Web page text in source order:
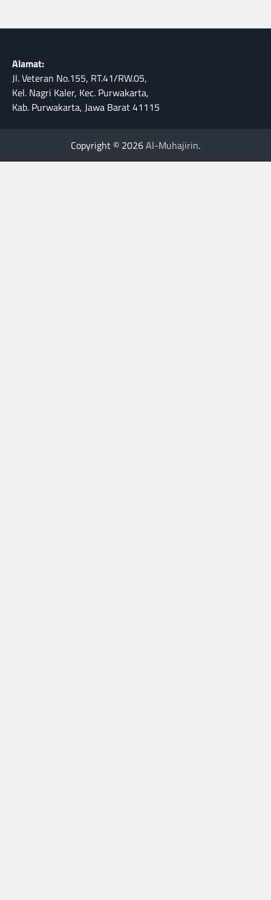
Alamat:
Jl. Veteran No.155, RT.41/RW.05,
Kel. Nagri Kaler, Kec. Purwakarta,
Kab. Purwakarta, Jawa Barat 41115
Copyright © 2026Al-Muhajirin.